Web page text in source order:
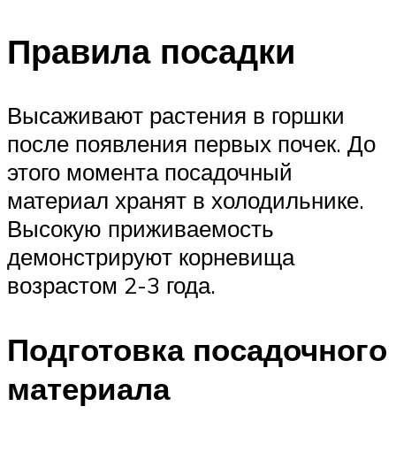
Правила посадки
Высаживают растения в горшки
после появления первых почек. До
этого момента посадочный
материал хранят в холодильнике.
Высокую приживаемость
демонстрируют корневища
возрастом 2-3 года.
Подготовка посадочного
материала